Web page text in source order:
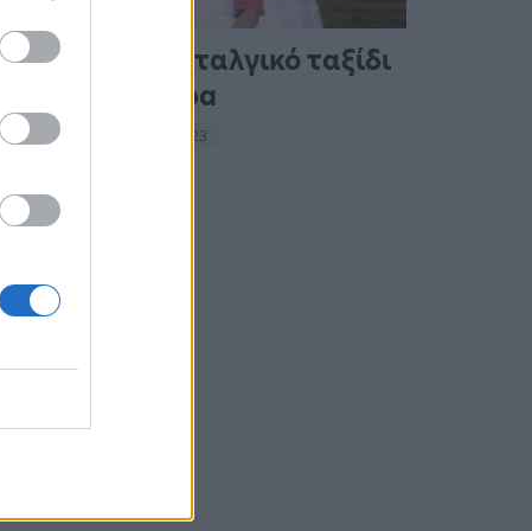
Συναυλία-νοσταλγικό ταξίδι
με άρωμα Abba
14:16 - 14 Σεπτεμβρίου 2023